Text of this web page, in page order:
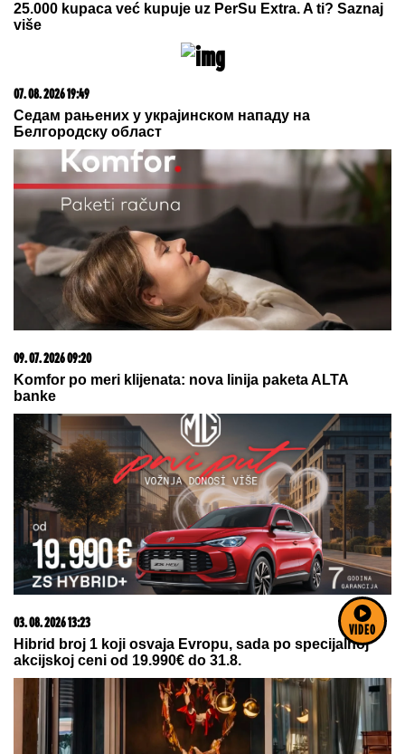
VIDEO
07. 08. 2026 19:56
Posle haosa i razlupane šoferke - LJUBAV CVETA:
Asmin otkrio javno svoja osećanja prema Maji, sad je
07. 08. 2026 09:14
Сазнања „Политике”: Црна Гора следећа у војном
савезу Загреба, Тиране и Приштине
06. 08. 2026 07:08
Evo u kojim banjama važi vaučer od 10.000 dinara -
kompletan spisak destinacija u Srbiji
07. 08. 2026 20:07
Jaka oluja praćena pljuskovima pogodila zapadne i
centralne delove Rumunije